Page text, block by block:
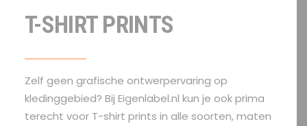
T-SHIRT PRINTS
Zelf geen grafische ontwerpervaring op
kledinggebied? Bij Eigenlabel.nl kun je ook prima
terecht voor T-shirt prints in alle soorten, maten